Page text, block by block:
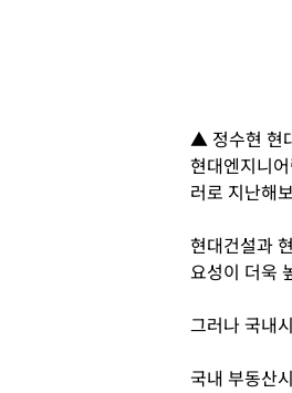
▲ 정수현 현
현대엔지니
러로 지난해
현대건설과
요성이 더욱
그러나 국내
국내 부동산